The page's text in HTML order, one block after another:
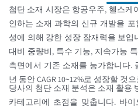
첨단 소재 시장은 항공우주, 헬스케
인하는 소재 과학의 신규 개발을
성에 의해 강한 성장 잠재력을 보
대비 중량비, 특수 기능, 지속가능
측면에서 기존 소재를 능가합니다.
년 동안 CAGR 10~12%로 성장할 것
당사의 첨단 소재 분석은 소재 활용
카테고리에 초점을 맞춥니다. 바이